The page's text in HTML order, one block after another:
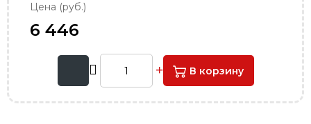
Цена (руб.)
6 446
В корзину